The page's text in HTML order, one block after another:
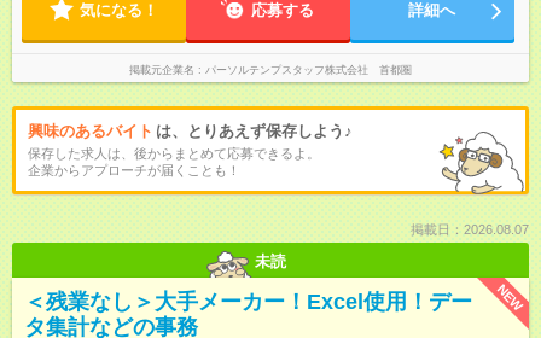
気になる！ 応募する 詳細へ
掲載元企業名 パーソルテンプスタッフ株式会社 首都圏
興味のあるバイト は、とりあえず保存しよう♪
保存した求人は、後からまとめて応募できるよ。
企業からアプローチが届くことも！
掲載日：2026.08.07
未読
NEW
＜残業なし＞大手メーカー！Excel使用！デー
タ集計などの事務